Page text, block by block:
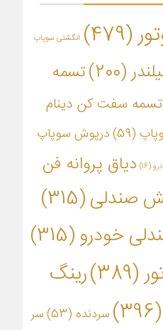
(479) انگشتی سوپاپ
(200)
تسمه
تسمه سفت کن دینام
(59)
درپوش سوپاپ
(16)
دیاق پروانه فن
صندلی(315)
خودرو(315)
(389)
رینگ
(396) سردنده (53)
سر